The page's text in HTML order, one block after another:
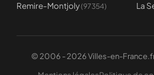
Remire-Montjoly(97354) La
© 2006 - 2026 Villes-en-